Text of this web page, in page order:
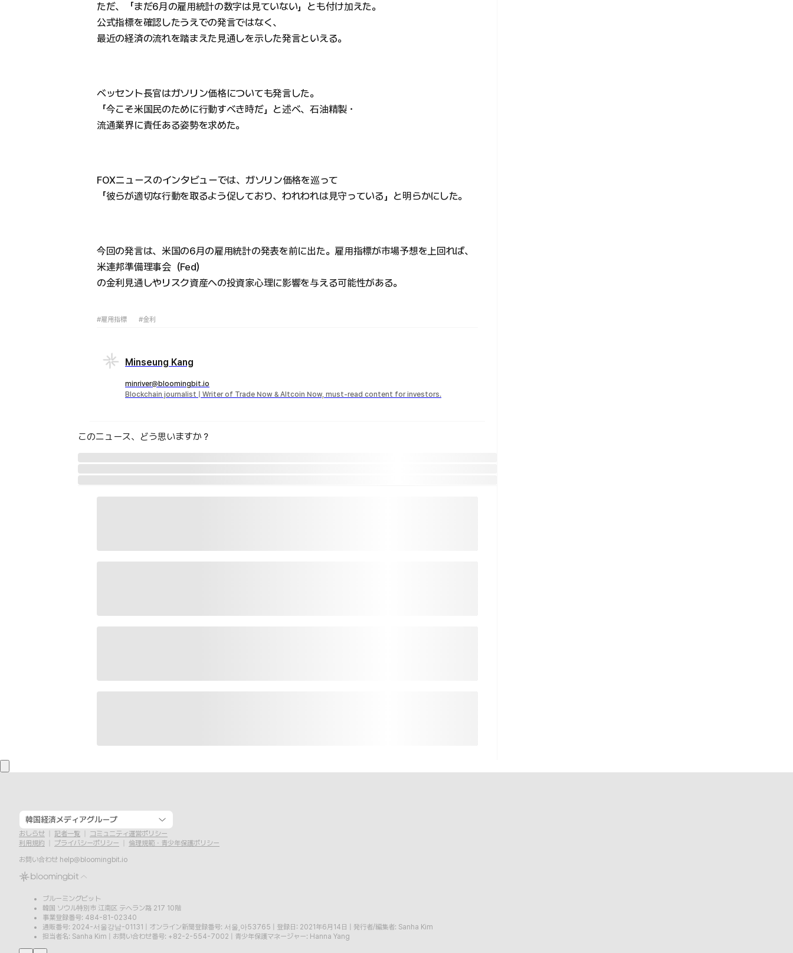
ただ、「まだ6月の雇用統計の数字は見ていない」とも付け加えた。
公式指標を確認したうえでの発言ではなく、
最近の経済の流れを踏まえた見通しを示した発言といえる。
ベッセント長官はガソリン価格についても発言した。
「今こそ米国民のために行動すべき時だ」と述べ、石油精製・
流通業界に責任ある姿勢を求めた。
FOXニュースのインタビューでは、ガソリン価格を巡って
「彼らが適切な行動を取るよう促しており、われわれは見守っている」と明らかにした。
今回の発言は、米国の6月の雇用統計の発表を前に出た。雇用指標が市場予想を上回れば、
米連邦準備理事会（Fed）
の金利見通しやリスク資産への投資家心理に影響を与える可能性がある。
#雇用指標 #金利
Minseung Kang
minriver@bloomingbit.io
Blockchain journalist | Writer of Trade Now & Altcoin Now, must-read content for investors.
このニュース、どう思いますか？
韓国経済メディアグループ
おしらせ 記者一覧
コミュニティ運営ポリシー
利用規約
プライバシーポリシー
倫理規範・青少年保護ポリシー
お問い合わせ help@bloomingbit.io
ブルーミングビット
韓国 ソウル特別市 江南区 テヘラン路 217 10階
事業登録番号: 484-81-02340
通販番号: 2024-서울강남-01131
オンライン新聞登録番号: 서울,아53765 登録日: 2021年6月14日
発行者/編集者: Sanha Kim
担当者名: Sanha Kim
お問い合わせ番号: +82-2-554-7002 青少年保護マネージャー: Hanna Yang